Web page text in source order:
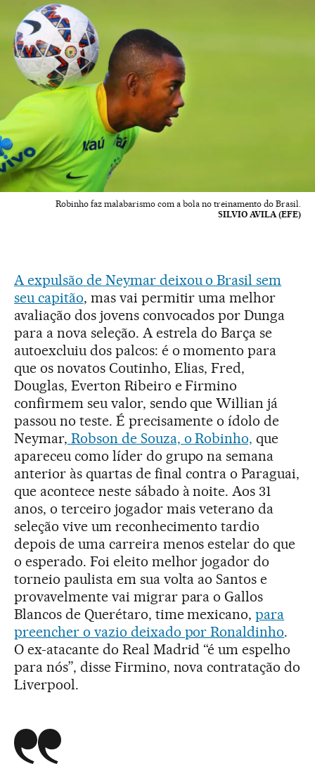
Robinho faz malabarismo com a bola no treinamento do Brasil.
SILVIO AVILA (EFE)
A expulsão de Neymar deixou o Brasil sem
seu capitão, mas vai permitir uma melhor
avaliação dos jovens convocados por Dunga
para a nova seleção. A estrela do Barça se
autoexcluiu dos palcos: é o momento para
que os novatos Coutinho, Elias, Fred,
Douglas, Everton Ribeiro e Firmino
confirmem seu valor, sendo que Willian já
passou no teste. É precisamente o ídolo de
Neymar, Robson de Souza, o Robinho, que
apareceu como líder do grupo na semana
anterior às quartas de final contra o Paraguai,
que acontece neste sábado à noite. Aos 31
anos, o terceiro jogador mais veterano da
seleção vive um reconhecimento tardio
depois de uma carreira menos estelar do que
o esperado. Foi eleito melhor jogador do
torneio paulista em sua volta ao Santos e
provavelmente vai migrar para o Gallos
Blancos de Querétaro, time mexicano,para
preencher o vazio deixado por Ronaldinho.
O ex-atacante do Real Madrid “é um espelho
para nós”, disse Firmino, nova contratação do
Liverpool.